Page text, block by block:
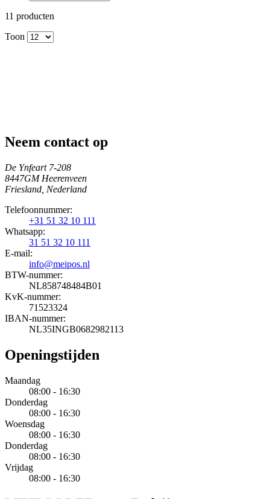
11 producten
Toon
Neem contact op
De Ynfeart 7-208
8447GM Heerenveen
Friesland, Nederland
Telefoonnummer:
+31 51 32 10 111
Whatsapp:
31 51 32 10 111
E-mail:
info@meipos.nl
BTW-nummer:
NL858748484B01
KvK-nummer:
71523324
IBAN-nummer:
NL35INGB0682982113
Openingstijden
Maandag
08:00 - 16:30
Donderdag
08:00 - 16:30
Woensdag
08:00 - 16:30
Donderdag
08:00 - 16:30
Vrijdag
08:00 - 16:30